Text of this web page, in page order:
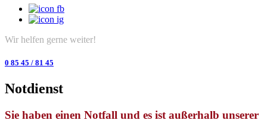
Wir helfen gerne weiter!
0 85 45 / 81 45
Notdienst
Sie haben einen Notfall und es ist außerhalb unserer